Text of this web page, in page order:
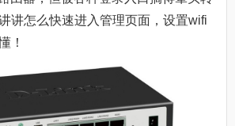
讲怎么快速进入管理页面，设置wifi
！